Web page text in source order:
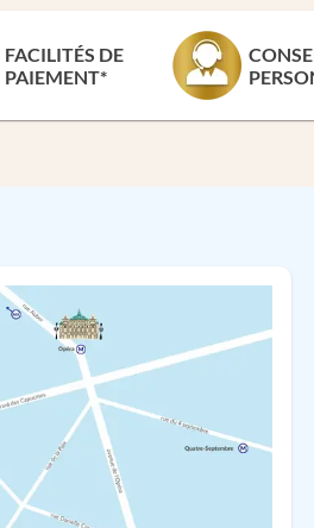
FACILITÉS DE
PAIEMENT*